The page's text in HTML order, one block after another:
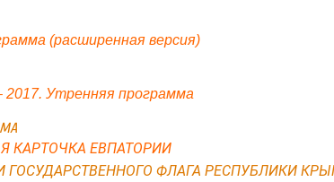
(расширенная версия)
Утренняя программа
КАРТОЧКА ЕВПАТОРИИ
ГОСУДАРСТВЕННОГО ФЛАГА РЕСПУБЛИКИ